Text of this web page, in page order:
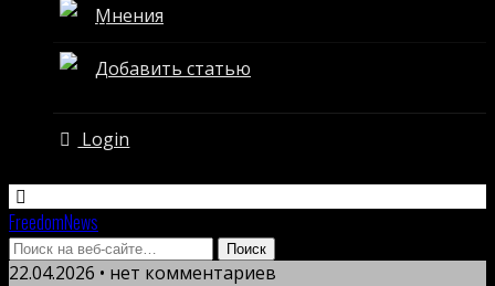
Мнения
Добавить статью
Login
FreedomNews
22.04.2026 • нет комментариев